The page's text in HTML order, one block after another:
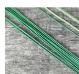
0,0
z
5
hvězdiček.